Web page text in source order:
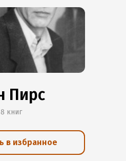
Пирс
8 книг
в избранное